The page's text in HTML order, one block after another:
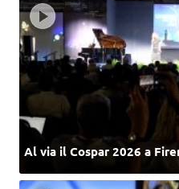
Al via il Cospar 2026 a